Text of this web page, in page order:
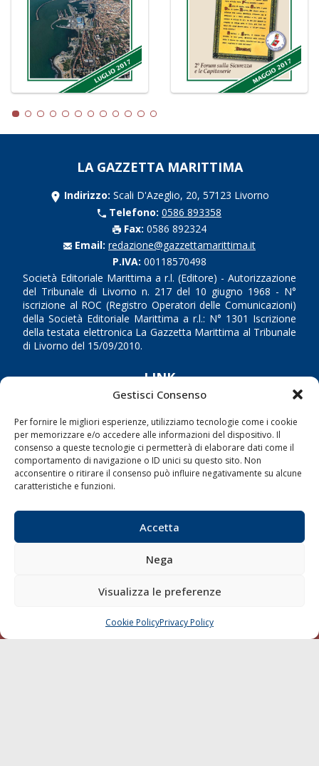
Gestisci Consenso
Per fornire le migliori esperienze, utilizziamo tecnologie come i cookie
per memorizzare e/o accedere alle informazioni del dispositivo. Il
consenso a queste tecnologie ci permetterà di elaborare dati come il
comportamento di navigazione o ID unici su questo sito. Non
acconsentire o ritirare il consenso può influire negativamente su alcune
caratteristiche e funzioni.
Accetta
Nega
Visualizza le preferenze
Cookie PolicyPrivacy Policy
LA GAZZETTA MARITTIMA
Indirizzo: Scali D'Azeglio, 20, 57123 Livorno
Telefono: 0586 893358
Fax: 0586 892324
Email: redazione@gazzettamarittima.it
P.IVA: 00118570498
Società Editoriale Marittima a r.l. (Editore) - Autorizzazione
del Tribunale di Livorno n. 217 del 10 giugno 1968 - N°
iscrizione al ROC (Registro Operatori delle Comunicazioni)
della Società Editoriale Marittima a r.l.: N° 1301 Iscrizione
della testata elettronica La Gazzetta Marittima al Tribunale
di Livorno del 15/09/2010.
LINK
Porti/Interporti
Trasporti
Varie
Blue economy
Diporto
CHIAMA SCRIVI